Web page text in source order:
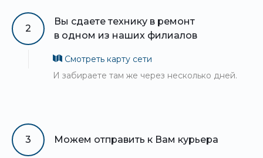
2
Вы сдаете технику в ремонт
в одном из наших филиалов
Смотреть карту сети
И забираете там же через несколько дней.
3 Можем отправить к Вам курьера